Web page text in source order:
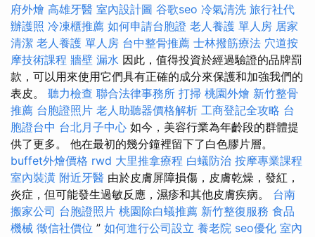
府外燴 高雄牙醫 室內設計圖 谷歌seo 冷氣清洗 旅行社代
辦護照 冷凍櫃推薦 如何申請台胞證 老人養護 單人房 居家
清潔 老人養護 單人房 台中整骨推薦 士林撥筋療法 穴道按
摩技術課程 牆壁 漏水 因此，值得投資於經過驗證的品牌罰
款，可以用來使用它們具有正確的成分來保護和加強我們的
表皮。 聽力檢查 聯合法律事務所 打掃 桃園外燴 新竹整骨
推薦 台胞證照片 老人助聽器價格解析 工商登記全攻略 台
胞證台中 台北月子中心 如今，美容行業為年齡段的群體提
供了更多。 他在最初的幾分鐘裡留下了白色膠片層。
buffet外燴價格 rwd 大里推拿療程 白蟻防治 按摩專業課程
室內裝潢 附近牙醫 由於皮膚屏障損傷，皮膚乾燥，發紅，
炎症，但可能發生過敏反應，濕疹和其他皮膚疾病。 台南
搬家公司 台胞證照片 桃園除白蟻推薦 新竹整復服務 食品
機械 徵信社價位 ” 如何進行公司設立 養老院 seo優化 室內